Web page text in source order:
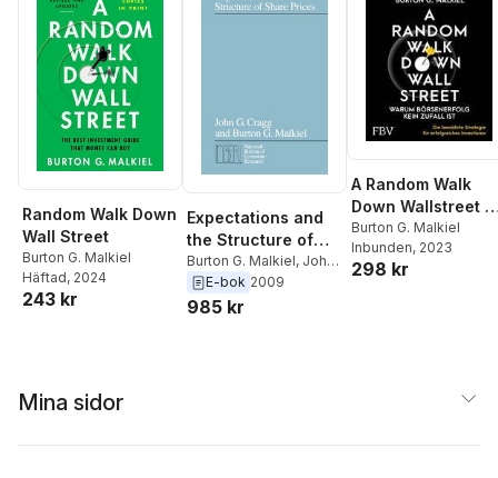
Random Walk Down
Wall Street
Burton G. Malkiel
Häftad, 2024
243 kr
Expectations and
the Structure of
Share Prices
Burton G. Malkiel, John
G. Cragg
E-bok 2009
985 kr
A Random Walk
Down Wallstreet -
warum
Börsenerfolg kein
Zufall ist
Burton G. Malkiel
Inbunden, 2023
298 kr
Mina sidor